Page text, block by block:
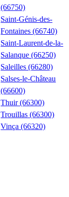
(66750)
Saint-Génis-des-
Fontaines (66740)
Saint-Laurent-de-la-
Salanque (66250)
Saleilles (66280)
Salses-le-Château
(66600)
Thuir (66300)
Trouillas (66300)
Vinça (66320)